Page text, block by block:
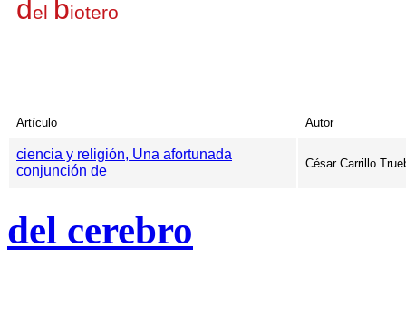
del biotero
Artículo Autor
ciencia y religión, Una afortunada
conjunción de
César Carrillo
del cerebro